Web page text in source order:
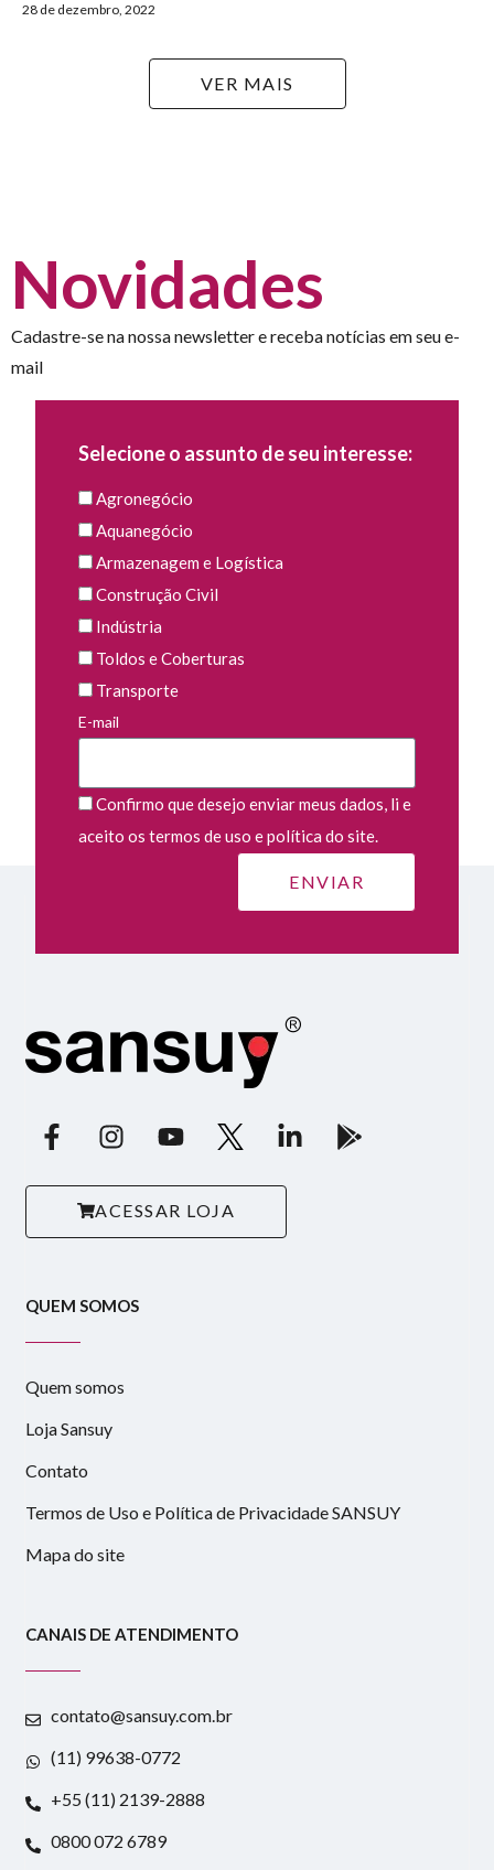
28 de dezembro, 2022
VER MAIS
Novidades
Cadastre-se na nossa newsletter e receba notícias em seu e-
mail
Selecione o assunto de seu interesse:
Agronegócio
Aquanegócio
Armazenagem e Logística
Construção Civil
Indústria
Toldos e Coberturas
Transporte
E-mail
Confirmo que desejo enviar meus dados, li e
aceito os termos de uso e política do site.
ACESSAR LOJA
QUEM SOMOS
Quem somos
Loja Sansuy
Contato
Termos de Uso e Política de Privacidade SANSUY
Mapa do site
CANAIS DE ATENDIMENTO
contato@sansuy.com.br
(11) 99638-0772
+55 (11) 2139-2888
0800 072 6789